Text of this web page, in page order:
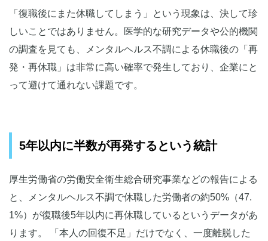
再休職防止は、最も合理的な「コスト削減戦略」
組織全体の「心理的安全性」への影響
再発を防ぐ「一気通貫マネジメント」の型化
プロセスを「個人の裁量」から「組織の機能」へ
簡易診断で「隠れたリスク」を発見する
まとめ
「復職後にまた休職してしまう」という現象は、決して珍
しいことではありません。医学的な研究データや公的機関
の調査を見ても、メンタルヘルス不調による休職後の「再
発・再休職」は非常に高い確率で発生しており、企業にと
って避けて通れない課題です。
5年以内に半数が再発するという統計
厚生労働省の労働安全衛生総合研究事業などの報告による
と、メンタルヘルス不調で休職した労働者の約50%（47.
1%）が復職後5年以内に再休職しているというデータがあ
ります。 「本人の回復不足」だけでなく、一度離脱した